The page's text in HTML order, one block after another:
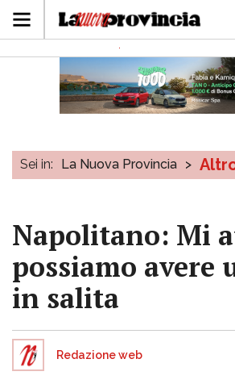
Sei in: La Nuova Provincia >
Napolitano: Mi
possiamo avere
in salita
Redazione web